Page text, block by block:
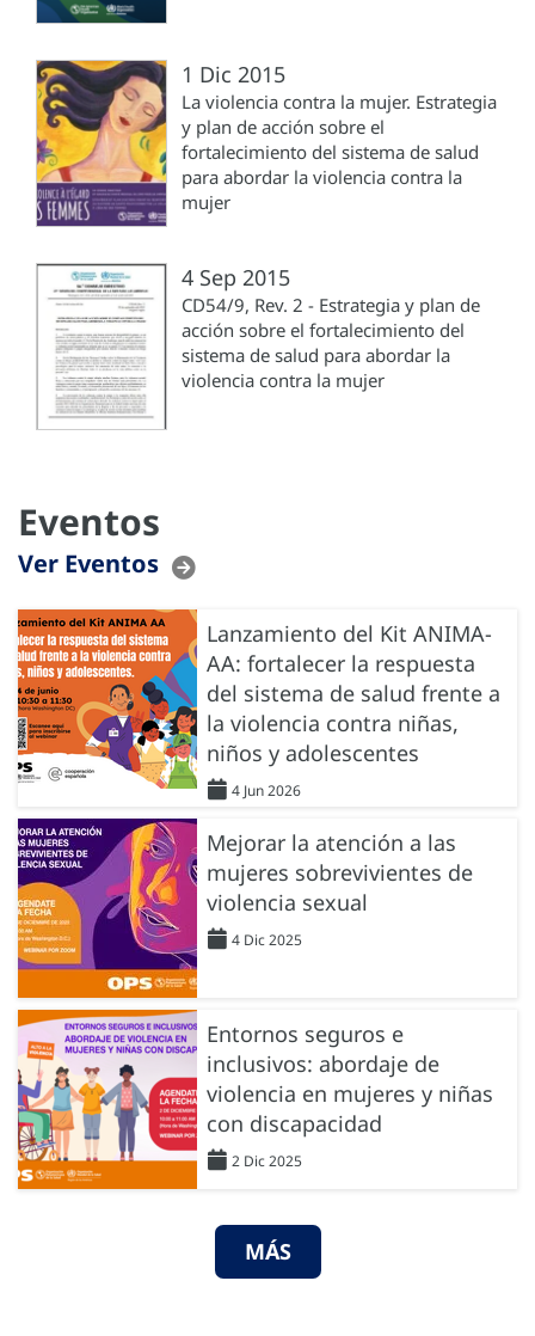
1 Dic 2015
La violencia contra la mujer. Estrategia
y plan de acción sobre el
fortalecimiento del sistema de salud
para abordar la violencia contra la
mujer
4 Sep 2015
CD54/9, Rev. 2 - Estrategia y plan de
acción sobre el fortalecimiento del
sistema de salud para abordar la
violencia contra la mujer
Eventos
Ver Eventos
Lanzamiento del Kit ANIMA-
AA: fortalecer la respuesta
del sistema de salud frente a
la violencia contra niñas,
niños y adolescentes
4 Jun 2026
Mejorar la atención a las
mujeres sobrevivientes de
violencia sexual
4 Dic 2025
Entornos seguros e
inclusivos: abordaje de
violencia en mujeres y niñas
con discapacidad
2 Dic 2025
MÁS